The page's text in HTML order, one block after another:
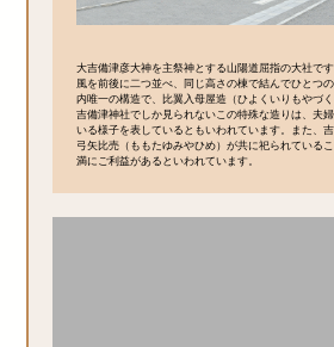
大吉備津彦大神を主祭神とする山陽道屈指の大社で
風を前後に二つ並べ、同じ高さの棟で結んでひとつ
内唯一の構造で、比翼入母屋造（ひよくいりもやづ
吉備津神社でしか見られないこの特殊な造りは、夫
いる様子を表しているともいわれています。また、
弓矢比売（ももたゆみやひめ）が共に祀られている
満にご利益があるといわれています。